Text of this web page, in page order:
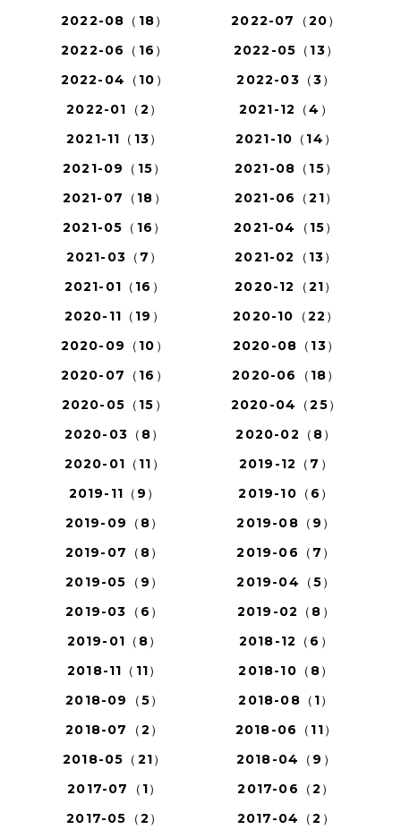
2022-08（18）
2022-07（20）
2022-06（16）
2022-05（13）
2022-04（10）
2022-03（3）
2022-01（2）
2021-12（4）
2021-11（13）
2021-10（14）
2021-09（15）
2021-08（15）
2021-07（18）
2021-06（21）
2021-05（16）
2021-04（15）
2021-03（7）
2021-02（13）
2021-01（16）
2020-12（21）
2020-11（19）
2020-10（22）
2020-09（10）
2020-08（13）
2020-07（16）
2020-06（18）
2020-05（15）
2020-04（25）
2020-03（8）
2020-02（8）
2020-01（11）
2019-12（7）
2019-11（9）
2019-10（6）
2019-09（8）
2019-08（9）
2019-07（8）
2019-06（7）
2019-05（9）
2019-04（5）
2019-03（6）
2019-02（8）
2019-01（8）
2018-12（6）
2018-11（11）
2018-10（8）
2018-09（5）
2018-08（1）
2018-07（2）
2018-06（11）
2018-05（21）
2018-04（9）
2017-07（1）
2017-06（2）
2017-05（2）
2017-04（2）